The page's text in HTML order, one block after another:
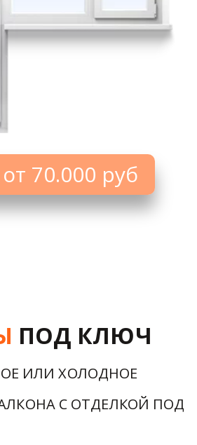
70.000 руб
ПОД КЛЮЧ
ИЛИ ХОЛОДНОЕ
С ОТДЕЛКОЙ ПОД